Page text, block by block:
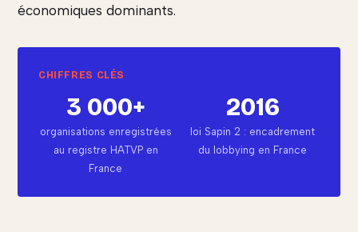
économiques dominants.
3 000+
organisations enregistrées
au registre HATVP en
France
2016
loi Sapin 2 : encadrement
du lobbying en France